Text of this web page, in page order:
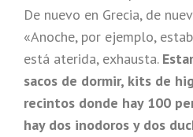
De nuevo en Grecia, de
«Anoche, por ejemplo,
está aterida, exhausta.
sacos de dormir, kits de
recintos donde hay 100
hay dos inodoros y dos